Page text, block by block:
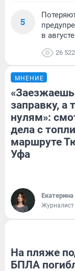
5
в августе
26 522
МНЕНИЕ
заправку, а
нулям»:
дела с
маршруте
Уфа
Журналист
На пляже
БПЛА